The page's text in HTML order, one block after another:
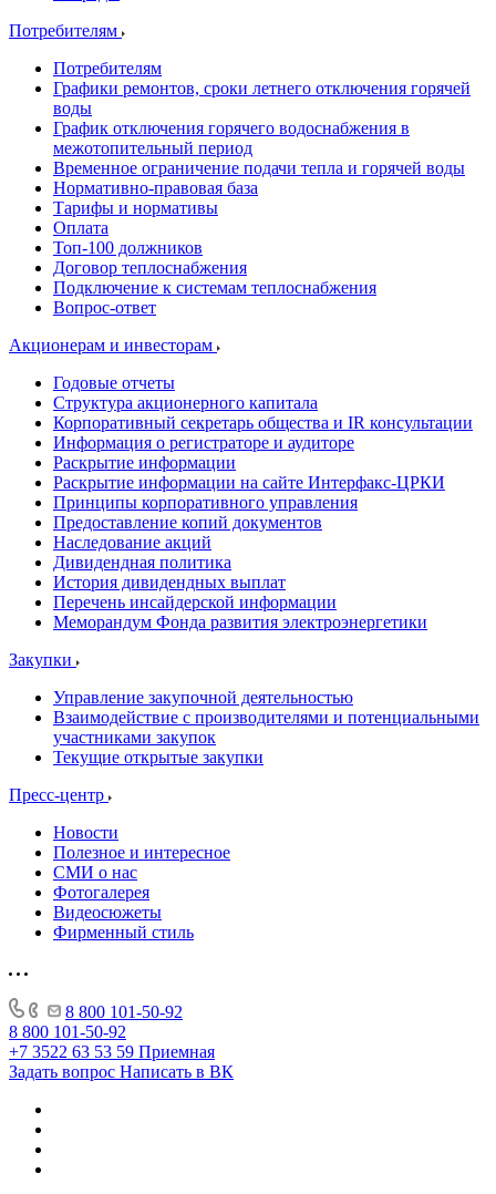
Потребителям
Потребителям
Графики ремонтов, сроки летнего отключения горячей
воды
График отключения горячего водоснабжения в
межотопительный период
Временное ограничение подачи тепла и горячей воды
Нормативно-правовая база
Тарифы и нормативы
Оплата
Топ-100 должников
Договор теплоснабжения
Подключение к системам теплоснабжения
Вопрос-ответ
Акционерам и инвесторам
Годовые отчеты
Структура акционерного капитала
Корпоративный секретарь общества и IR консультации
Информация о регистраторе и аудиторе
Раскрытие информации
Раскрытие информации на сайте Интерфакс-ЦРКИ
Принципы корпоративного управления
Предоставление копий документов
Наследование акций
Дивидендная политика
История дивидендных выплат
Перечень инсайдерской информации
Меморандум Фонда развития электроэнергетики
Закупки
Управление закупочной деятельностью
Взаимодействие с производителями и потенциальными
участниками закупок
Текущие открытые закупки
Пресс-центр
Новости
Полезное и интересное
СМИ о нас
Фотогалерея
Видеосюжеты
Фирменный стиль
8 800 101-50-92
8 800 101-50-92
+7 3522 63 53 59 Приемная
Задать вопрос Написать в ВК